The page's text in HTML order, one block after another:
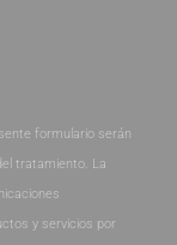
formulario serán
tratamiento. La
y servicios por